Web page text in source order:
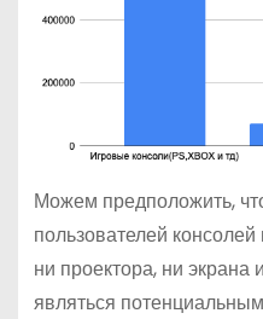
Можем предположить,
пользователей
ни проектора, ни экрана
являться